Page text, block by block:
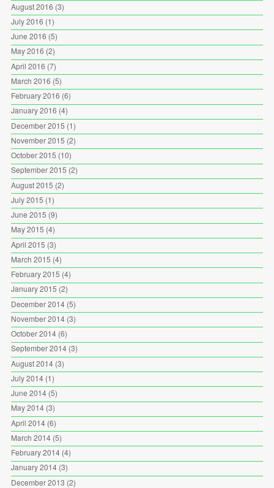
August 2016 (3)
July 2016 (1)
June 2016 (5)
May 2016 (2)
April 2016 (7)
March 2016 (5)
February 2016 (6)
January 2016 (4)
December 2015 (1)
November 2015 (2)
October 2015 (10)
September 2015 (2)
August 2015 (2)
July 2015 (1)
June 2015 (9)
May 2015 (4)
April 2015 (3)
March 2015 (4)
February 2015 (4)
January 2015 (2)
December 2014(5)
November 2014(3)
October 2014(6)
September 2014(3)
August 2014(3)
July 2014(1)
June 2014(5)
May 2014(3)
April 2014(6)
March 2014(5)
February 2014(4)
January 2014(3)
December 2013 (2)